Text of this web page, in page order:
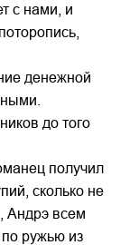
с нами, и
денежной
до того
получил
сколько не
Андрэ всем
ружью из